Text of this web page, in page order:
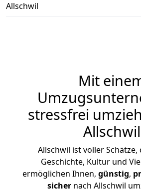
Allschwil
Mit
stressfrei
Allschwil
Allschwil ist voller Schätze,
Geschichte, Kultur und
ermöglichen Ihnen, günstig,
sichernach Allschwil